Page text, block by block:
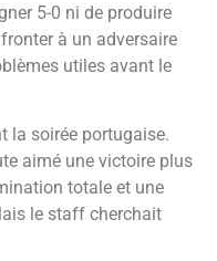
5-0 ni de produire
à un adversaire
utiles avant le
la soirée portugaise.
aimé une victoire plus
totale et une
le staff cherchait